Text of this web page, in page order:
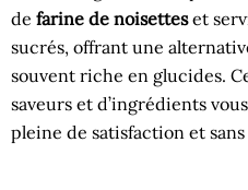
de farine de noisetteset
sucrés, offrant une
souvent riche en glucides.
saveurs et d’ingrédients
pleine de satisfaction et